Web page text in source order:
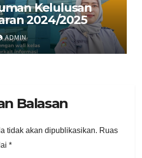
Kelulusan
2024/2025
ADMIN
Balasan
tidak akan dipublikasikan. Ruas
*